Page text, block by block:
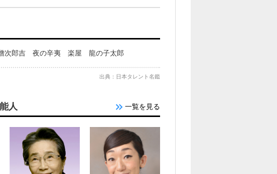
次郎吉 夜の辛夷 楽屋 龍の子太郎
出典：日本タレント名鑑
人 一覧を見る